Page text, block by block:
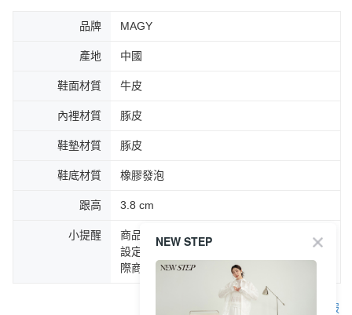
品牌 MAGY
產地 中國
鞋面材質 牛皮
內裡材質 豚皮
鞋墊材質 豚皮
鞋底材質 橡膠發泡
跟高 3.8 cm
小提醒
商品圖片顏色會因拍攝燈光環境或個人螢幕
設定不同，而造成部份色差現象，顏色以實
際商品為主。
客服
NEW STEP